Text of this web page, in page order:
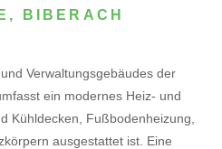
BIBERACH
Verwaltungsgebäudes der
ein modernes Heiz- und
Kühldecken, Fußbodenheizung,
ausgestattet ist. Eine